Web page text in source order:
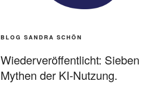
BLOG SANDRA SCHÖN
Wiederveröffentlicht: Sieben
Mythen der KI-Nutzung.